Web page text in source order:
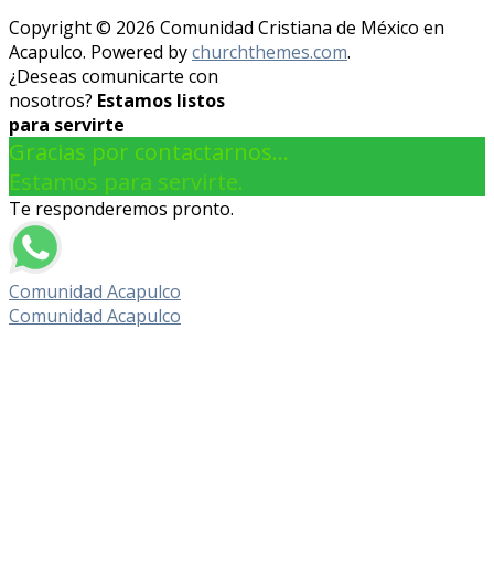
Copyright © 2026 Comunidad Cristiana de México en
Acapulco. Powered bychurchthemes.com.
¿Deseas comunicarte con
nosotros? Estamos listos
para servirte
Gracias por contactarnos...
Estamos para servirte.
Te responderemos pronto.
Comunidad Acapulco
Comunidad Acapulco